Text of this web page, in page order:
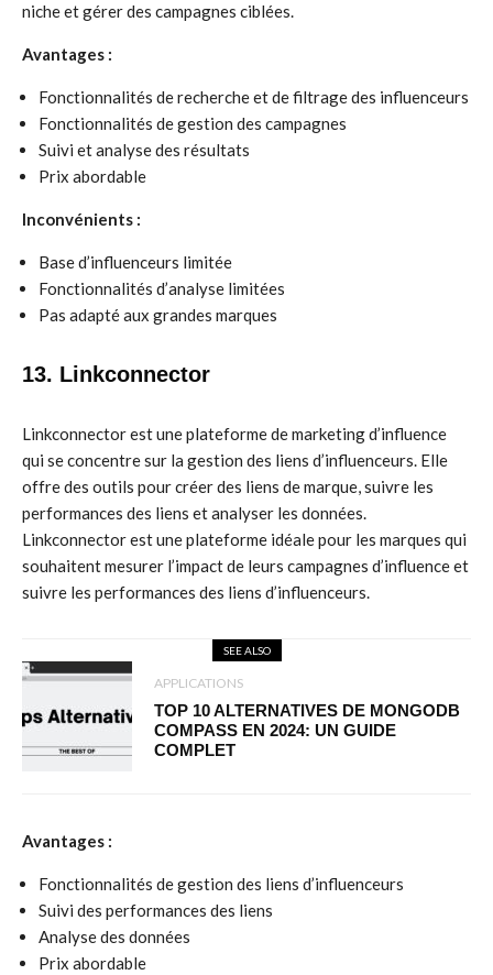
niche et gérer des campagnes ciblées.
Avantages :
Fonctionnalités de recherche et de filtrage des influenceurs
Fonctionnalités de gestion des campagnes
Suivi et analyse des résultats
Prix abordable
Inconvénients :
Base d’influenceurs limitée
Fonctionnalités d’analyse limitées
Pas adapté aux grandes marques
13. Linkconnector
Linkconnector est une plateforme de marketing d’influence
qui se concentre sur la gestion des liens d’influenceurs. Elle
offre des outils pour créer des liens de marque, suivre les
performances des liens et analyser les données.
Linkconnector est une plateforme idéale pour les marques qui
souhaitent mesurer l’impact de leurs campagnes d’influence et
suivre les performances des liens d’influenceurs.
SEE ALSO
APPLICATIONS
TOP 10 ALTERNATIVES DE MONGODB
COMPASS EN 2024: UN GUIDE
COMPLET
Avantages :
Fonctionnalités de gestion des liens d’influenceurs
Suivi des performances des liens
Analyse des données
Prix abordable